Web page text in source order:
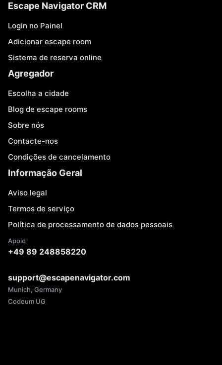
Escape Navigator CRM
Login no Painel
Adicionar escape room
Sistema de reserva online
Agregador
Escolha a cidade
Blog de escape rooms
Sobre nós
Contacte-nos
Condições de cancelamento
Informação Geral
Aviso legal
Termos de serviço
Política de processamento de dados pessoais
Apoio
+49 89 248858220
support@escapenavigator.com
Munich, Germany
Codeum UG